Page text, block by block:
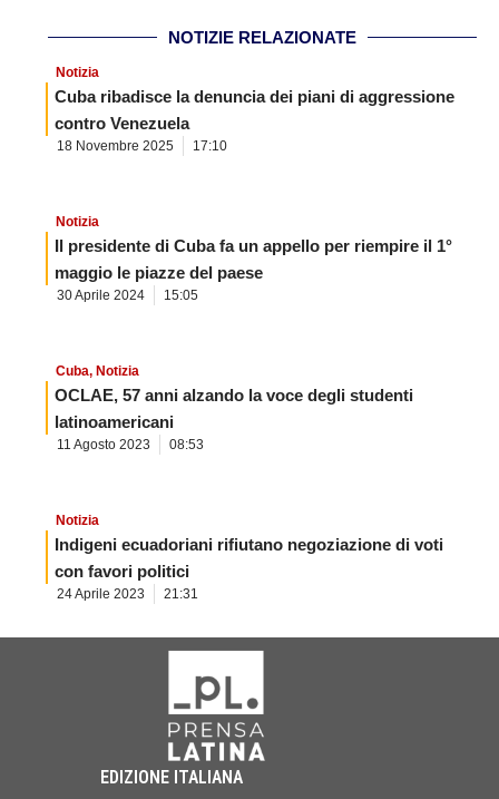
NOTIZIE RELAZIONATE
Notizia
Cuba ribadisce la denuncia dei piani di aggressione
contro Venezuela
18 Novembre 2025 17:10
Notizia
Il presidente di Cuba fa un appello per riempire il 1°
maggio le piazze del paese
30 Aprile 2024 15:05
Cuba, Notizia
OCLAE, 57 anni alzando la voce degli studenti
latinoamericani
11 Agosto 2023 08:53
Notizia
Indigeni ecuadoriani rifiutano negoziazione di voti
con favori politici
24 Aprile 2023 21:31
EDIZIONE ITALIANA